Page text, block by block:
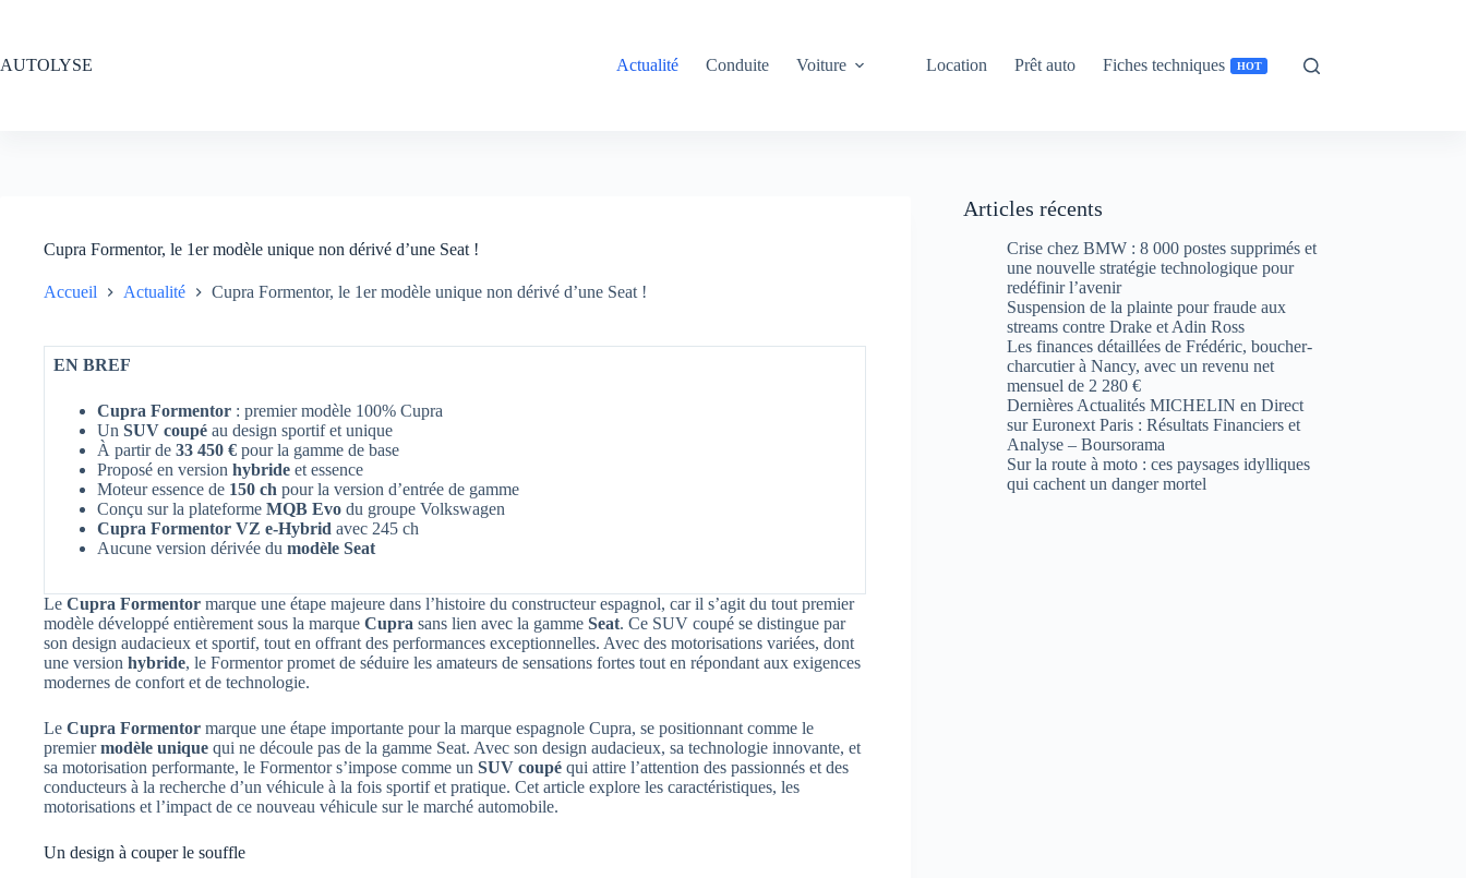
AUTOLYSE
Actualité Conduite Voiture Location Prêt auto Fiches techniques HOT
Cupra Formentor, le 1er modèle unique non dérivé d’une Seat !
Accueil Actualité Cupra Formentor, le 1er modèle unique non dérivé d’une Seat !
EN BREF
Cupra Formentor : premier modèle 100% Cupra
Un SUV coupé au design sportif et unique
À partir de 33 450 € pour la gamme de base
Proposé en version hybride et essence
Moteur essence de 150 ch pour la version d’entrée de gamme
Conçu sur la plateforme MQB Evo du groupe Volkswagen
Cupra Formentor VZ e-Hybrid avec 245 ch
Aucune version dérivée du modèle Seat
Le Cupra Formentor marque une étape majeure dans l’histoire du constructeur espagnol, car il s’agit du tout premier
modèle développé entièrement sous la marque Cupra sans lien avec la gamme Seat. Ce SUV coupé se distingue par
son design audacieux et sportif, tout en offrant des performances exceptionnelles. Avec des motorisations variées, dont
une version hybride, le Formentor promet de séduire les amateurs de sensations fortes tout en répondant aux exigences
modernes de confort et de technologie.
Le Cupra Formentor marque une étape importante pour la marque espagnole Cupra, se positionnant comme le
premiermodèle unique qui ne découle pas de la gamme Seat. Avec son design audacieux, sa technologie innovante, et
sa motorisation performante, le Formentor s’impose comme un SUV coupé qui attire l’attention des passionnés et des
conducteurs à la recherche d’un véhicule à la fois sportif et pratique. Cet article explore les caractéristiques, les
motorisations et l’impact de ce nouveau véhicule sur le marché automobile.
Un design à couper le souffle
Articles récents
Crise chez BMW : 8 000 postes supprimés et
une nouvelle stratégie technologique pour
redéfinir l’avenir
Suspension de la plainte pour fraude aux
streams contre Drake et Adin Ross
Les finances détaillées de Frédéric, boucher-
charcutier à Nancy, avec un revenu net
mensuel de 2 280 €
Dernières Actualités MICHELIN en Direct
sur Euronext Paris : Résultats Financiers et
Analyse – Boursorama
Sur la route à moto : ces paysages idylliques
qui cachent un danger mortel